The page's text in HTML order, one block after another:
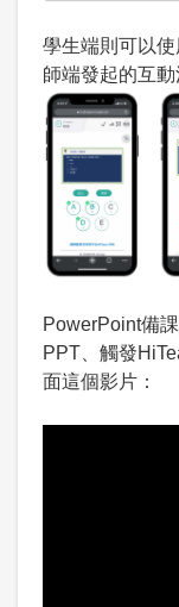
學生端則可以
師端發起的互動
PowerPoint備
PPT、觸發
面這個影片：